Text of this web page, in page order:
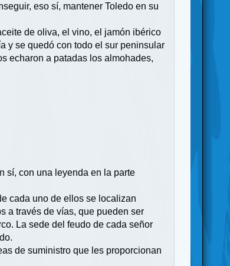
eso sí, mantener Toledo en su
de oliva, el vino, el jamón ibérico
y se quedó con todo el sur peninsular
echaron a patadas los almohades,
sí, con una leyenda en la parte
cada uno de ellos se localizan
a través de vías, que pueden ser
La sede del feudo de cada señor
de suministro que les proporcionan